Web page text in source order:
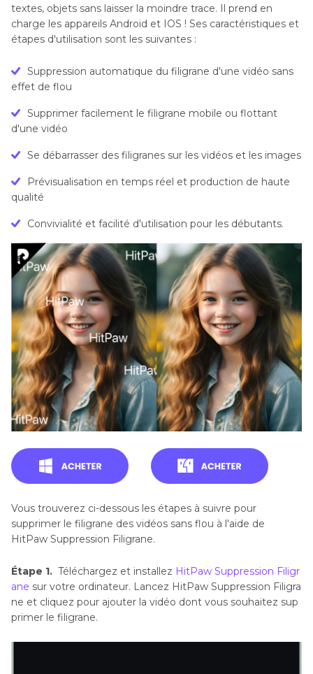
textes, objets sans laisser la moindre trace. Il prend en
charge les appareils Android et IOS ! Ses caractéristiques et
étapes d'utilisation sont les suivantes :
Suppression automatique du filigrane d'une vidéo sans
effet de flou
Supprimer facilement le filigrane mobile ou flottant
d'une vidéo
Se débarrasser des filigranes sur les vidéos et les images
Prévisualisation en temps réel et production de haute
qualité
Convivialité et facilité d'utilisation pour les débutants.
Vous trouverez ci-dessous les étapes à suivre pour
supprimer le filigrane des vidéos sans flou à l'aide de
HitPaw Suppression Filigrane.
Étape 1. Téléchargez et installez HitPaw Suppression Filigr
ane sur votre ordinateur. Lancez HitPaw Suppression Filigra
ne et cliquez pour ajouter la vidéo dont vous souhaitez sup
primer le filigrane.